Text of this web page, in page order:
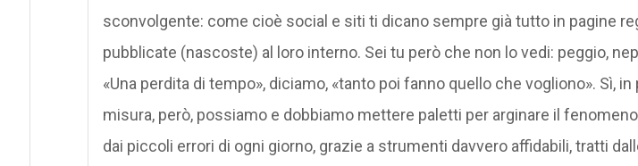
sconvolgente: come cioè social e siti ti dicano sempre già tutto in pagine
pubblicate (nascoste) al loro interno. Sei tu però che non lo vedi: peggio,
«Una perdita di tempo», diciamo, «tanto poi fanno quello che vogliono». Sì, in
misura, però, possiamo e dobbiamo mettere paletti per arginare il
dai piccoli errori di ogni giorno, grazie a strumenti davvero affidabili, tratti